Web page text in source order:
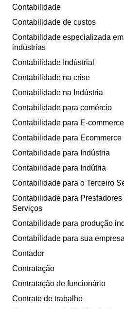
Contabilidade
Contabilidade de custos
Contabilidade especializada em
indústrias
Contabilidade Indústrial
Contabilidade na crise
Contabilidade na Indústria
Contabilidade para comércio
Contabilidade para E-commerce
Contabilidade para Ecommerce
Contabilidade para Indústria
Contabilidade para Indútria
Contabilidade para o Terceiro
Contabilidade para Prestadores
Serviços
Contabilidade para produção
Contabilidade para sua empresa
Contador
Contratação
Contratação de funcionário
Contrato de trabalho